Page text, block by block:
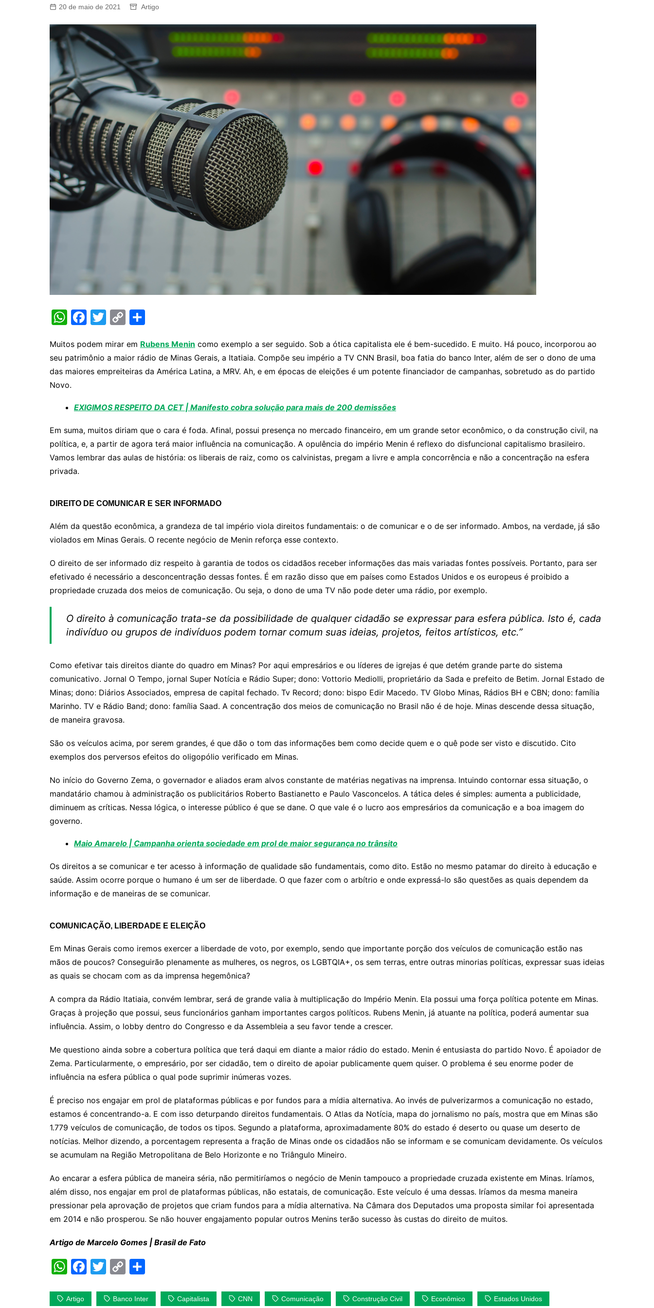
Guia de Benefícios
Turismo e Hospedagem
Oftalmologista
Odontologia
20 de maio de 2021 Artigo
W
at
s
A
p
F
c
e
b
o
k
T
itt
er
C
p
y
Li
k
ar
e
Muitos podem mirar em Rubens Menin como exemplo a ser seguido. Sob a ótica capitalista ele é bem-sucedido. E muito. Há pouco, incorporou ao
seu patrimônio a maior rádio de Minas Gerais, a Itatiaia. Compõe seu império a TV CNN Brasil, boa fatia do banco Inter, além de ser o dono de uma
das maiores empreiteiras da América Latina, a MRV. Ah, e em épocas de eleições é um potente financiador de campanhas, sobretudo as do partido
Novo.
EXIGIMOS RESPEITO DA CET | Manifesto cobra solução para mais de 200 demissões
Em suma, muitos diriam que o cara é foda. Afinal, possui presença no mercado financeiro, em um grande setor econômico, o da construção civil, na
política, e, a partir de agora terá maior influência na comunicação. A opulência do império Menin é reflexo do disfuncional capitalismo brasileiro.
Vamos lembrar das aulas de história: os liberais de raiz, como os calvinistas, pregam a livre e ampla concorrência e não a concentração na esfera
privada.
DIREITO DE COMUNICAR E SER INFORMADO
Além da questão econômica, a grandeza de tal império viola direitos fundamentais: o de comunicar e o de ser informado. Ambos, na verdade, já são
violados em Minas Gerais. O recente negócio de Menin reforça esse contexto.
O direito de ser informado diz respeito à garantia de todos os cidadãos receber informações das mais variadas fontes possíveis. Portanto, para ser
efetivado é necessário a desconcentração dessas fontes. É em razão disso que em países como Estados Unidos e os europeus é proibido a
propriedade cruzada dos meios de comunicação. Ou seja, o dono de uma TV não pode deter uma rádio, por exemplo.
O direito à comunicação trata-se da possibilidade de qualquer cidadão se expressar para esfera pública. Isto é, cada
indivíduo ou grupos de indivíduos podem tornar comum suas ideias, projetos, feitos artísticos, etc.”
Como efetivar tais direitos diante do quadro em Minas? Por aqui empresários e ou líderes de igrejas é que detém grande parte do sistema
comunicativo. Jornal O Tempo, jornal Super Notícia e Rádio Super; dono: Vottorio Mediolli, proprietário da Sada e prefeito de Betim. Jornal Estado de
Minas; dono: Diários Associados, empresa de capital fechado. Tv Record; dono: bispo Edir Macedo. TV Globo Minas, Rádios BH e CBN; dono: família
Marinho. TV e Rádio Band; dono: família Saad. A concentração dos meios de comunicação no Brasil não é de hoje. Minas descende dessa situação,
de maneira gravosa.
São os veículos acima, por serem grandes, é que dão o tom das informações bem como decide quem e o quê pode ser visto e discutido. Cito
exemplos dos perversos efeitos do oligopólio verificado em Minas.
No início do Governo Zema, o governador e aliados eram alvos constante de matérias negativas na imprensa. Intuindo contornar essa situação, o
mandatário chamou à administração os publicitários Roberto Bastianetto e Paulo Vasconcelos. A tática deles é simples: aumenta a publicidade,
diminuem as críticas. Nessa lógica, o interesse público é que se dane. O que vale é o lucro aos empresários da comunicação e a boa imagem do
governo.
Maio Amarelo | Campanha orienta sociedade em prol de maior segurança no trânsito
Os direitos a se comunicar e ter acesso à informação de qualidade são fundamentais, como dito. Estão no mesmo patamar do direito à educação e
saúde. Assim ocorre porque o humano é um ser de liberdade. O que fazer com o arbítrio e onde expressá-lo são questões as quais dependem da
informação e de maneiras de se comunicar.
COMUNICAÇÃO, LIBERDADE E ELEIÇÃO
Em Minas Gerais como iremos exercer a liberdade de voto, por exemplo, sendo que importante porção dos veículos de comunicação estão nas
mãos de poucos? Conseguirão plenamente as mulheres, os negros, os LGBTQIA+, os sem terras, entre outras minorias políticas, expressar suas ideias
as quais se chocam com as da imprensa hegemônica?
A compra da Rádio Itatiaia, convém lembrar, será de grande valia à multiplicação do Império Menin. Ela possui uma força política potente em Minas.
Graças à projeção que possui, seus funcionários ganham importantes cargos políticos. Rubens Menin, já atuante na política, poderá aumentar sua
influência. Assim, o lobby dentro do Congresso e da Assembleia a seu favor tende a crescer.
Me questiono ainda sobre a cobertura política que terá daqui em diante a maior rádio do estado. Menin é entusiasta do partido Novo. É apoiador de
Zema. Particularmente, o empresário, por ser cidadão, tem o direito de apoiar publicamente quem quiser. O problema é seu enorme poder de
influência na esfera pública o qual pode suprimir inúmeras vozes.
É preciso nos engajar em prol de plataformas públicas e por fundos para a mídia alternativa. Ao invés de pulverizarmos a comunicação no estado,
estamos é concentrando-a. E com isso deturpando direitos fundamentais. O Atlas da Notícia, mapa do jornalismo no país, mostra que em Minas são
1.779 veículos de comunicação, de todos os tipos. Segundo a plataforma, aproximadamente 80% do estado é deserto ou quase um deserto de
notícias. Melhor dizendo, a porcentagem representa a fração de Minas onde os cidadãos não se informam e se comunicam devidamente. Os veículos
se acumulam na Região Metropolitana de Belo Horizonte e no Triângulo Mineiro.
Ao encarar a esfera pública de maneira séria, não permitiríamos o negócio de Menin tampouco a propriedade cruzada existente em Minas. Iríamos,
além disso, nos engajar em prol de plataformas públicas, não estatais, de comunicação. Este veículo é uma dessas. Iríamos da mesma maneira
pressionar pela aprovação de projetos que criam fundos para a mídia alternativa. Na Câmara dos Deputados uma proposta similar foi apresentada
em 2014 e não prosperou. Se não houver engajamento popular outros Menins terão sucesso às custas do direito de muitos.
Artigo de Marcelo Gomes | Brasil de Fato
W
at
F
c
T
itt
C
p ar
Artigo Banco Inter Capitalista CNN Comunicação Construção Civil Econômico Estados Unidos